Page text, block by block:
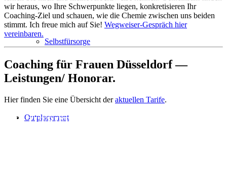
Selbstfürsorge
Outplacement
wir heraus, wo Ihre Schwerpunkte liegen, konkretisieren Ihr
Coaching-Ziel und schauen, wie die Chemie zwischen uns beiden
stimmt. Ich freue mich auf Sie! Wegweiser-Gespräch hier
vereinbaren.
Coaching für Frauen Düsseldorf —
Leistungen/ Honorar.
Hier finden Sie eine Übersicht deraktuellen Tarife.
WIE ZUFRIEDEN SIND SIE?